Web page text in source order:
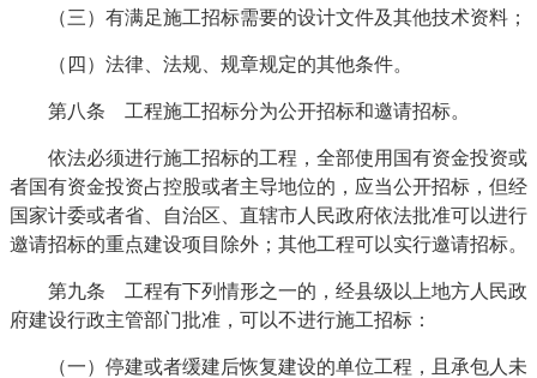
（三）有满足施工招标需要的设计文件及其他技术资料；
（四）法律、法规、规章规定的其他条件。
第八条 工程施工招标分为公开招标和邀请招标。
依法必须进行施工招标的工程，全部使用国有资金投资或
者国有资金投资占控股或者主导地位的，应当公开招标，但经
国家计委或者省、自治区、直辖市人民政府依法批准可以进行
邀请招标的重点建设项目除外；其他工程可以实行邀请招标。
第九条 工程有下列情形之一的，经县级以上地方人民政
府建设行政主管部门批准，可以不进行施工招标：
（一）停建或者缓建后恢复建设的单位工程，且承包人未